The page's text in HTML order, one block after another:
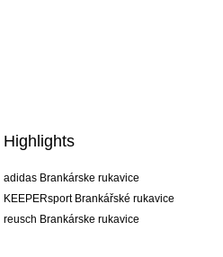
Highlights
adidas Brankárske rukavice
KEEPERsport Brankářské rukavice
reusch Brankárske rukavice